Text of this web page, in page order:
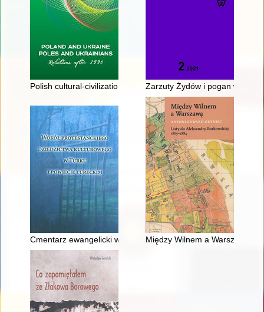
Polish cultural-civilizational legacy in Ukraine : histories,
Zarzuty Żydów i pogan wobec
Cmentarz ewangelicki w Turku : studium przypadku
Między Wilnem a Warszawą :